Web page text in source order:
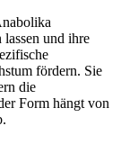
und ihre
fördern. Sie
die
Form hängt von